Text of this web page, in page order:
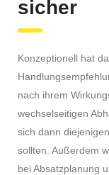
sicher
Konzeptionell hat
nach ihrem
wechselseitigen
sich dann
sollten. Außerdem
bei Absatzplanung